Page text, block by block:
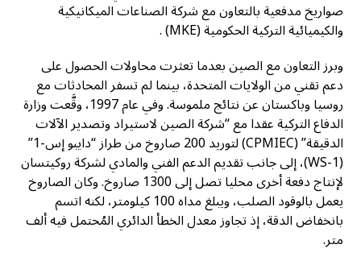
صواريخ مدفعية بالتعاون مع شركة الصناعات الميكانيكية
والكيميائية التركية الحكومية (MKE) .
وبرز التعاون مع الصين بعدما تعثرت محاولات الحصول على
دعم تقني من الولايات المتحدة، بينما لم تسفر المحادثات مع
روسيا وباكستان عن نتائج ملموسة. وفي عام 1997، وقَّعت وزارة
الدفاع التركية عقدا مع “شركة الصين لاستيراد وتصدير الآلات
الدقيقة” (CPMIEC) لتوريد 200 صاروخ من طراز “دايبو إس-1”
(WS-1)، إلى جانب تقديم الدعم الفني والمادي لشركة روكيتسان
لإنتاج دفعة أخرى محليا تصل إلى 1300 صاروخ. وكان الصاروخ
يعمل بالوقود الصلب، ويبلغ مداه 100 كيلومتر، لكنه اتسم
بانخفاض الدقة، إذ تجاوز معدل الخطأ الدائري المُحتمل فيه ألف
متر.